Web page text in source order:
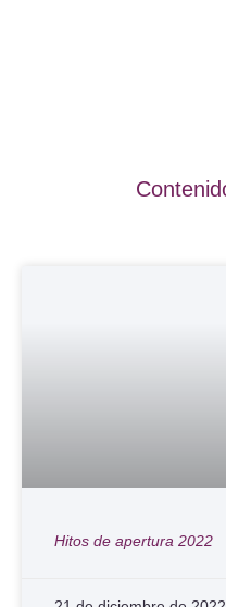
Hitos de apertura 2022